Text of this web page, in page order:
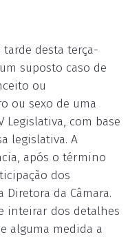
tarde desta terça-
suposto caso de
ou
ou sexo de uma
Legislativa, com base
legislativa. A
após o término
dos
Diretora da Câmara.
inteirar dos detalhes
alguma medida a